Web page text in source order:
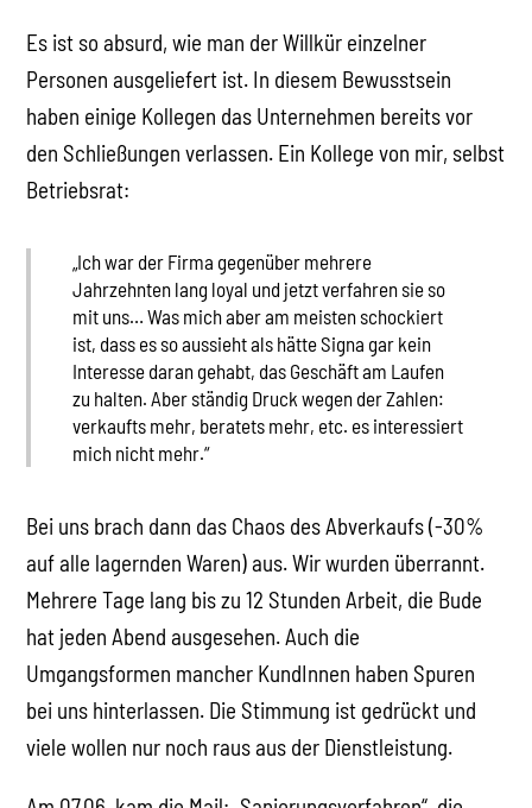
Es ist so absurd, wie man der Willkür einzelner
Personen ausgeliefert ist. In diesem Bewusstsein
haben einige Kollegen das Unternehmen bereits vor
den Schließungen verlassen. Ein Kollege von mir, selbst
Betriebsrat:
„Ich war der Firma gegenüber mehrere
Jahrzehnten lang loyal und jetzt verfahren sie so
mit uns… Was mich aber am meisten schockiert
ist, dass es so aussieht als hätte Signa gar kein
Interesse daran gehabt, das Geschäft am Laufen
zu halten. Aber ständig Druck wegen der Zahlen:
verkaufts mehr, beratets mehr, etc. es interessiert
mich nicht mehr.“
Bei uns brach dann das Chaos des Abverkaufs (-30%
auf alle lagernden Waren) aus. Wir wurden überrannt.
Mehrere Tage lang bis zu 12 Stunden Arbeit, die Bude
hat jeden Abend ausgesehen. Auch die
Umgangsformen mancher KundInnen haben Spuren
bei uns hinterlassen. Die Stimmung ist gedrückt und
viele wollen nur noch raus aus der Dienstleistung.